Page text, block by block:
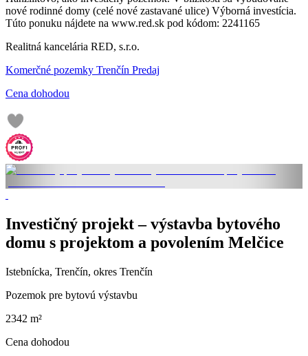
nové rodinné domy (celé nové zastavané ulice) Výborná investícia.
Túto ponuku nájdete na www.red.sk pod kódom: 2241165
Realitná kancelária RED, s.r.o.
Komerčné pozemky Trenčín Predaj
Cena dohodou
Investičný projekt – výstavba bytového
domu s projektom a povolením Melčice
Istebnícka, Trenčín, okres Trenčín
Pozemok pre bytovú výstavbu
2342 m²
Cena dohodou